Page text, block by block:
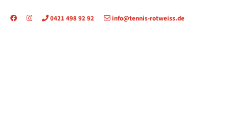
0421 498 92 92 info@tennis-rotweiss.de